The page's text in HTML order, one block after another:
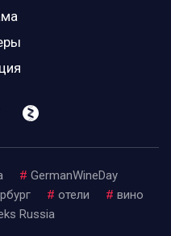
# GermanWineDay
# отели # вино
Russia